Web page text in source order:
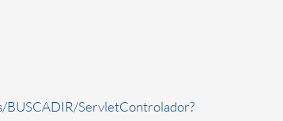
BUSCADIR/ServletControlador?